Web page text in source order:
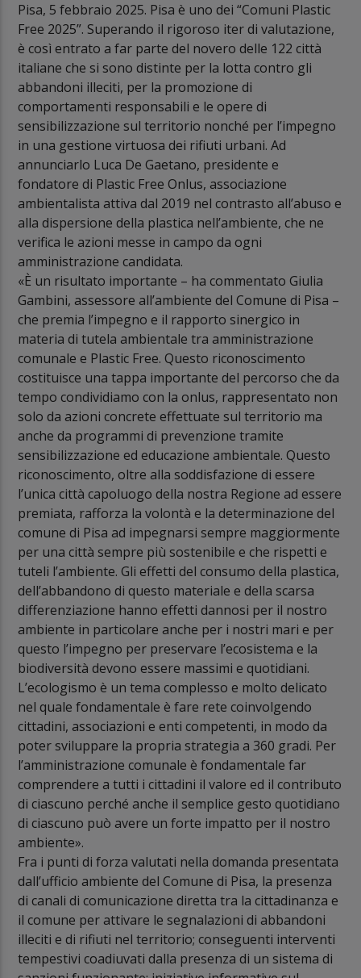
Pisa, 5 febbraio 2025. Pisa è uno dei “Comuni Plastic
Free 2025”. Superando il rigoroso iter di valutazione,
è così entrato a far parte del novero delle 122 città
italiane che si sono distinte per la lotta contro gli
abbandoni illeciti, per la promozione di
comportamenti responsabili e le opere di
sensibilizzazione sul territorio nonché per l’impegno
in una gestione virtuosa dei rifiuti urbani. Ad
annunciarlo Luca De Gaetano, presidente e
fondatore di Plastic Free Onlus, associazione
ambientalista attiva dal 2019 nel contrasto all’abuso e
alla dispersione della plastica nell’ambiente, che ne
verifica le azioni messe in campo da ogni
amministrazione candidata.
«È un risultato importante – ha commentato Giulia
Gambini, assessore all’ambiente del Comune di Pisa –
che premia l’impegno e il rapporto sinergico in
materia di tutela ambientale tra amministrazione
comunale e Plastic Free. Questo riconoscimento
costituisce una tappa importante del percorso che da
tempo condividiamo con la onlus, rappresentato non
solo da azioni concrete effettuate sul territorio ma
anche da programmi di prevenzione tramite
sensibilizzazione ed educazione ambientale. Questo
riconoscimento, oltre alla soddisfazione di essere
l’unica città capoluogo della nostra Regione ad essere
premiata, rafforza la volontà e la determinazione del
comune di Pisa ad impegnarsi sempre maggiormente
per una città sempre più sostenibile e che rispetti e
tuteli l’ambiente. Gli effetti del consumo della plastica,
dell’abbandono di questo materiale e della scarsa
differenziazione hanno effetti dannosi per il nostro
ambiente in particolare anche per i nostri mari e per
questo l’impegno per preservare l’ecosistema e la
biodiversità devono essere massimi e quotidiani.
L’ecologismo è un tema complesso e molto delicato
nel quale fondamentale è fare rete coinvolgendo
cittadini, associazioni e enti competenti, in modo da
poter sviluppare la propria strategia a 360 gradi. Per
l’amministrazione comunale è fondamentale far
comprendere a tutti i cittadini il valore ed il contributo
di ciascuno perché anche il semplice gesto quotidiano
di ciascuno può avere un forte impatto per il nostro
ambiente».
Fra i punti di forza valutati nella domanda presentata
dall’ufficio ambiente del Comune di Pisa, la presenza
di canali di comunicazione diretta tra la cittadinanza e
il comune per attivare le segnalazioni di abbandoni
illeciti e di rifiuti nel territorio; conseguenti interventi
tempestivi coadiuvati dalla presenza di un sistema di